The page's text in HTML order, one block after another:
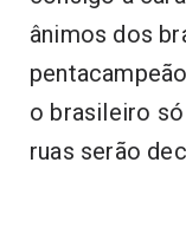
ânimos dos
o brasileiro
ruas serão